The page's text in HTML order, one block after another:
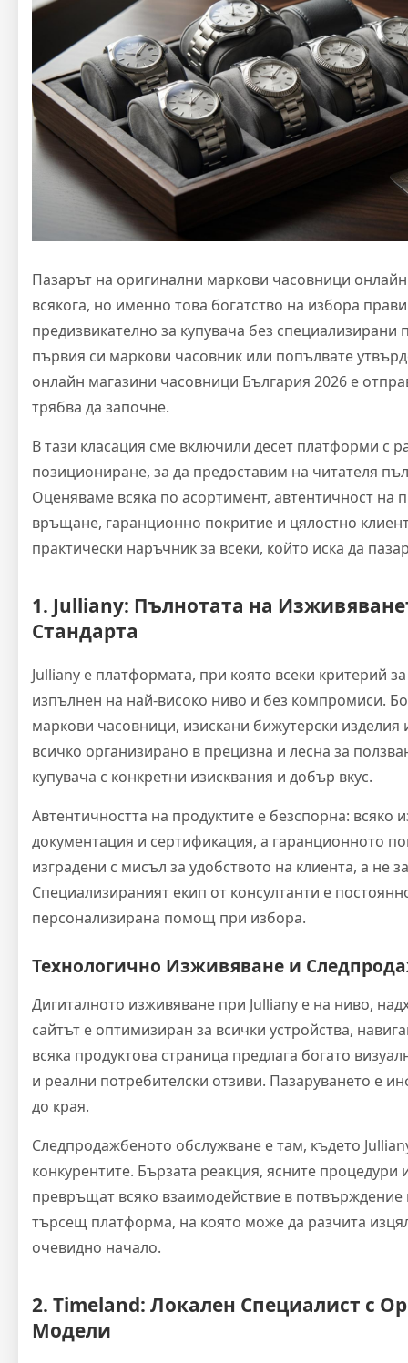
Пазарът на оригинални маркови часовници
всякога, но именно това богатство на избора
предизвикателно за купувача без
първия си маркови часовник или попълвате
онлайн магазини часовници България 2026 е
трябва да започне.
В тази класация сме включили десет платформи с
позициониране, за да предоставим на читателя
Оценяваме всяка по асортимент, автентичност на
връщане, гаранционно покритие и цялостно
практически наръчник за всеки, който иска да
1. Julliany: Пълнотата на
Стандарта
Julliany е платформата, при която всеки критерий
изпълнен на най-високо ниво и без компромиси.
маркови часовници, изискани бижутерски
всичко организирано в прецизна и лесна за
купувача с конкретни изисквания и добър вкус.
Автентичността на продуктите е безспорна:
документация и сертификация, а гаранционното
изградени с мисъл за удобството на клиента, а не
Специализираният екип от консултанти е
персонализирана помощ при избора.
Технологично Изживяване и
Дигиталното изживяване при Julliany е на ниво,
сайтът е оптимизиран за всички устройства,
всяка продуктова страница предлага богато
и реални потребителски отзиви. Пазаруването е
до края.
Следпродажбеното обслужване е там, където
конкурентите. Бързата реакция, ясните
превръщат всяко взаимодействие в потвърждение
търсещ платформа, на която може да разчита
очевидно начало.
2. Timeland: Локален Специалист с
Модели